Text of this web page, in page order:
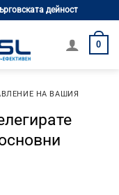
дейност
0
НА ВАШИЯ